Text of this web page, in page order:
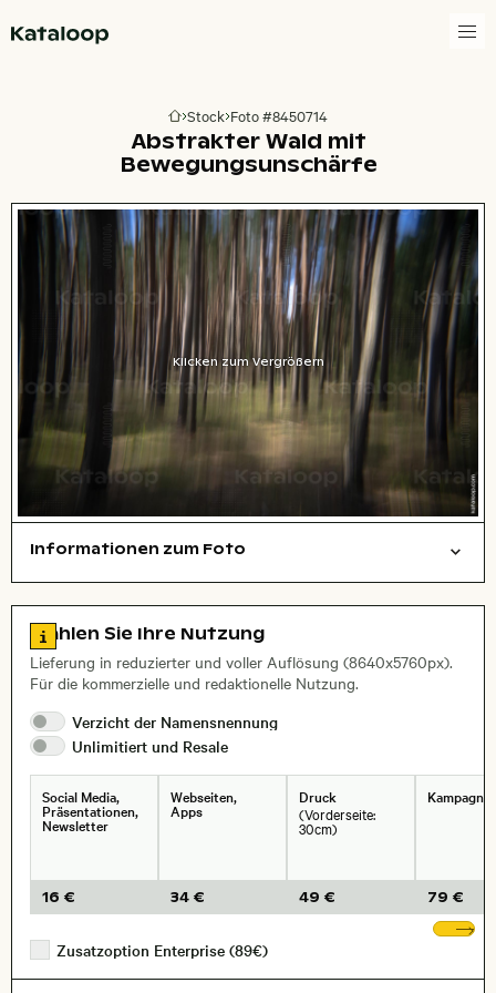
Zur Homepage
Stock Foto #8450714
Abstrakter Wald mit
Bewegungsunschärfe
Klicken zum Vergrößern
Informationen zum Foto
, Objektiv
Zu den Lizenzinformationen springen
Wählen Sie Ihre Nutzung
Lieferung in reduzierter und voller Auflösung (8640x5760px).
Für die kommerzielle und redaktionelle Nutzung.
Verzicht der Namensnennung
Unlimitiert und Resale
Social Media,
Präsentationen,
Newsletter
16 €
Webseiten,
Apps
34 €
Druck
(Vorderseite:
30cm)
49 € 79 €
Zusatzoption Enterprise (89€)